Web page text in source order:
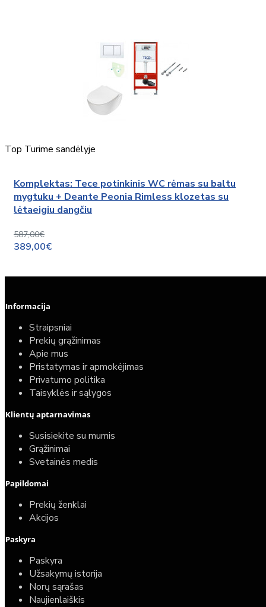
Top Turime sandėlyje
Komplektas: Tece potinkinis WC rėmas su baltu
mygtuku + Deante Peonia Rimless klozetas su
lėtaeigiu dangčiu
587,00€
389,00€
Informacija
Straipsniai
Prekių grąžinimas
Apie mus
Pristatymas ir apmokėjimas
Privatumo politika
Taisyklės ir sąlygos
Klientų aptarnavimas
Susisiekite su mumis
Grąžinimai
Svetainės medis
Papildomai
Prekių ženklai
Akcijos
Paskyra
Paskyra
Užsakymų istorija
Norų sąrašas
Naujienlaiškis